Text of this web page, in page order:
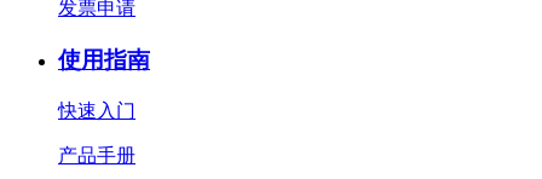
发票申请
使用指南
快速入门
产品手册